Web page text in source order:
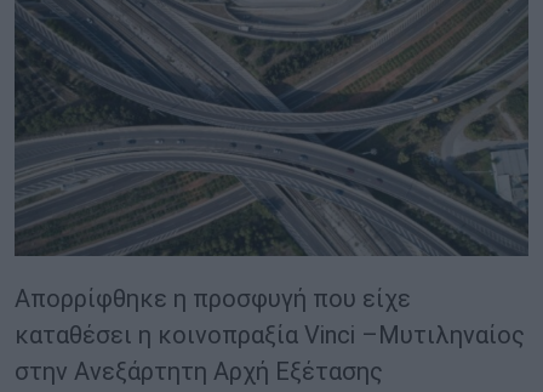
Απορρίφθηκε η προσφυγή που είχε
καταθέσει η κοινοπραξία Vinci –Mυτιληναίος
στην Ανεξάρτητη Αρχή Εξέτασης